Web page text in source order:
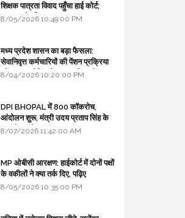
शिक्षक पात्रता विवाद पहुँचा हाई कोर्ट;
सरकार से माँगा जवाब
8/05/2026 10:49:00 PM
मध्य प्रदेश शासन का बड़ा फैसला:
सेवानिवृत्त कर्मचारियों की पेंशन प्रक्रिया
और बजट कोडिंग में हुए क्रांतिकारी
8/04/2026 10:20:00 PM
DPI BHOPAL में 800 कॉकरोच,
आंदोलन शुरू, मंत्री उदय प्रताप सिंह के
घर भी जाएंगे
8/07/2026 11:42:00 AM
MP ओबीसी आरक्षण: हाईकोर्ट में दोनों पक्षों
के वकीलों ने क्या तर्क दिए, पढ़िए
8/05/2026 10:35:00 PM